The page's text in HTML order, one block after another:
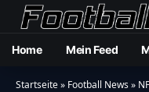
Home Mein Feed
Startseite» Football News»